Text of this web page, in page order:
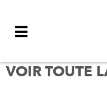
VOIR TOUTE